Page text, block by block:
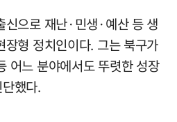
신으로 재난·민생·예산 등 생
장형 정치인이다. 그는 북구가
어느 분야에서도 뚜렷한 성장
했다.